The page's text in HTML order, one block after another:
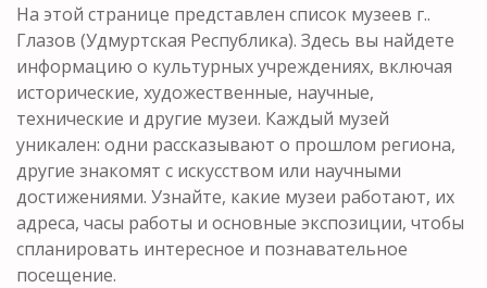
На этой странице представлен список музеев г..
Глазов (Удмуртская Республика). Здесь вы найдете
информацию о культурных учреждениях, включая
исторические, художественные, научные,
технические и другие музеи. Каждый музей
уникален: одни рассказывают о прошлом региона,
другие знакомят с искусством или научными
достижениями. Узнайте, какие музеи работают, их
адреса, часы работы и основные экспозиции, чтобы
спланировать интересное и познавательное
посещение.